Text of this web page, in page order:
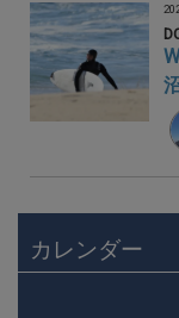
カレンダー